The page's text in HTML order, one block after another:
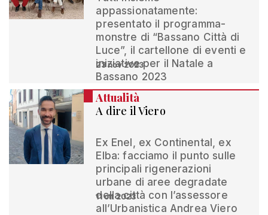
appassionatamente:
presentato il programma-
monstre di “Bassano Città di
Luce”, il cartellone di eventi e
iniziative per il Natale a
Bassano 2023
23 nov 2023
Attualità
A dire il Viero
Ex Enel, ex Continental, ex
Elba: facciamo il punto sulle
principali rigenerazioni
urbane di aree degradate
della città con l’assessore
all’Urbanistica Andrea Viero
11 ott 2023